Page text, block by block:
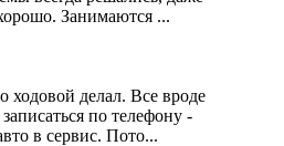
Занимаются ...
ходовой делал. Все вроде
по телефону -
в сервис. Пото...